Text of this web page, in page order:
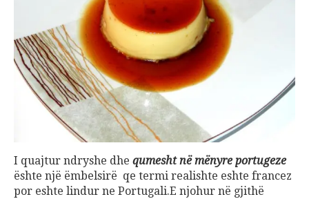
I quajtur ndryshe dhe qumesht në mënyre portugeze
ështe një ëmbelsirë qe termi realishte eshte francez
por eshte lindur ne Portugali.E njohur në gjithë